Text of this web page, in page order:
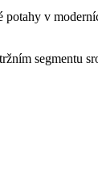
v
segmentu